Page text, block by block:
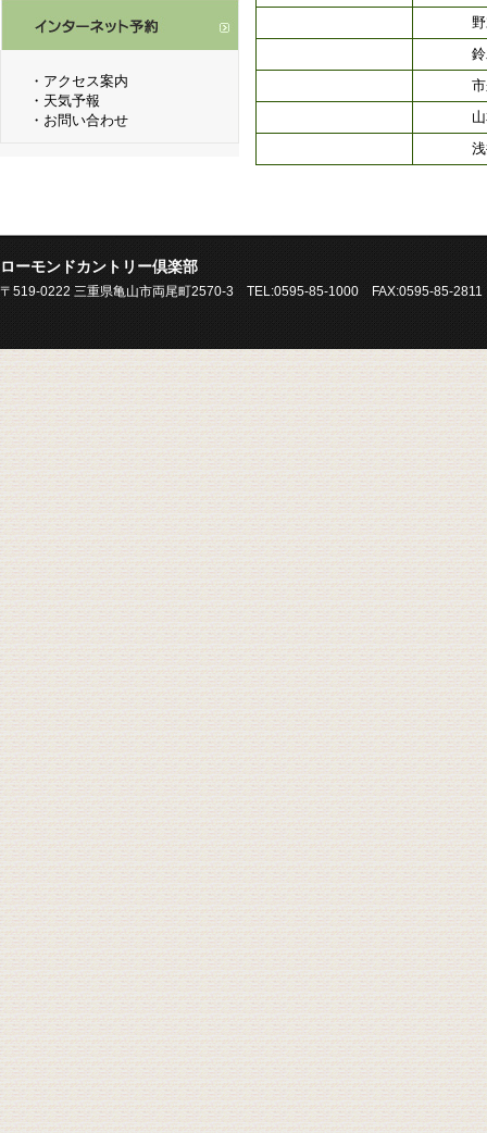
・ アクセス案内
・ 天気予報
・ お問い合わせ
ローモンドカントリー倶楽部
〒519-0222 三重県亀山市両尾町2570-3 TEL:0595-85-1000 FAX:0595-85-2811